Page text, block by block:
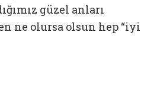
güzel anları
ne olursa olsun hep “iyi